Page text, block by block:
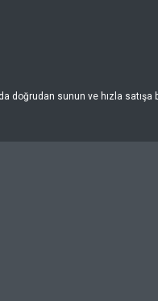
sunun ve hızla satışa